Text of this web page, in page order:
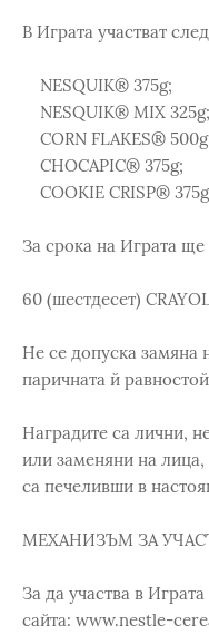
В Играта участват
NESQUIK® 375g;
NESQUIK® MIX 325g;
CORN FLAKES®
CHOCAPIC® 375g;
COOKIE CRISP®
За срока на Играта
60 (шестдесет)
Не се допуска замяна
паричната й
Наградите са лични,
или заменяни на
са печеливши в
МЕХАНИЗЪМ ЗА
За да участва в
сайта: www.nestle-